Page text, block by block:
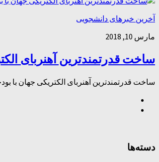
آخرین خبرهای دانشجویی
مارس 10, 2018
ساخت قدرتمندترین آهنربای الکتریکی
ساخت قدرتمندترین آهنربای الکتریکی جهان با بودجه‌ 30 میلیون دلاری ساخت قدرتمندترین آهنربای الکتریکی جهان با بودجه‌ 30 میلیون دلاری ساخت قدرتمندترین آهنربای الکتریکی جهان با بودجه‌ 30
دسته‌ها